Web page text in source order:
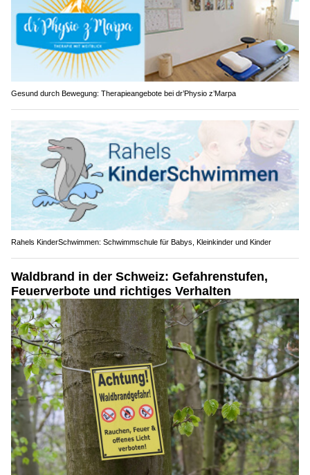
Gesund durch Bewegung: Therapieangebote bei dr’Physio z’Marpa
Rahels KinderSchwimmen: Schwimmschule für Babys, Kleinkinder und Kinder
Waldbrand in der Schweiz: Gefahrenstufen,
Feuerverbote und richtiges Verhalten